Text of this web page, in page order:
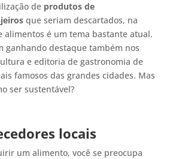
de produtos de
que seriam descartados, na
alimentos é um tema bastante atual.
ganhando destaque também nos
e editoria de gastronomia de
famosos das grandes cidades. Mas
ser sustentável?
locais
um alimento, você se preocupa